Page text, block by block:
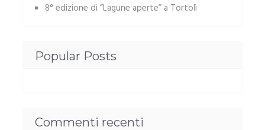
8° edizione di “Lagune aperte” a Tortolì
Popular Posts
Commenti recenti